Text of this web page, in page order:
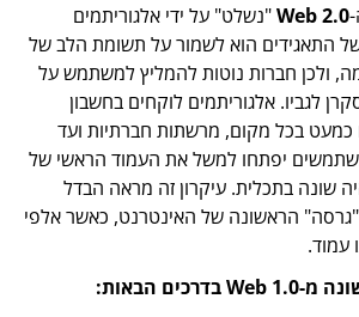
Web"נשלט" על ידי אלגוריתמים
הוא לשמור על תשומת הלב של
חברות נוטות להמליץ ​​למשתמש על
לגביו. אלגוריתמים לוקחים בחשבון
בכל מקום, מרשתות חברתיות ועד
יפתחו למשל את העמוד הראשי של
שונה בתכלית. עיקרון זה מראה הבדל
הראשונה של האינטרנט, כאשר אלפי